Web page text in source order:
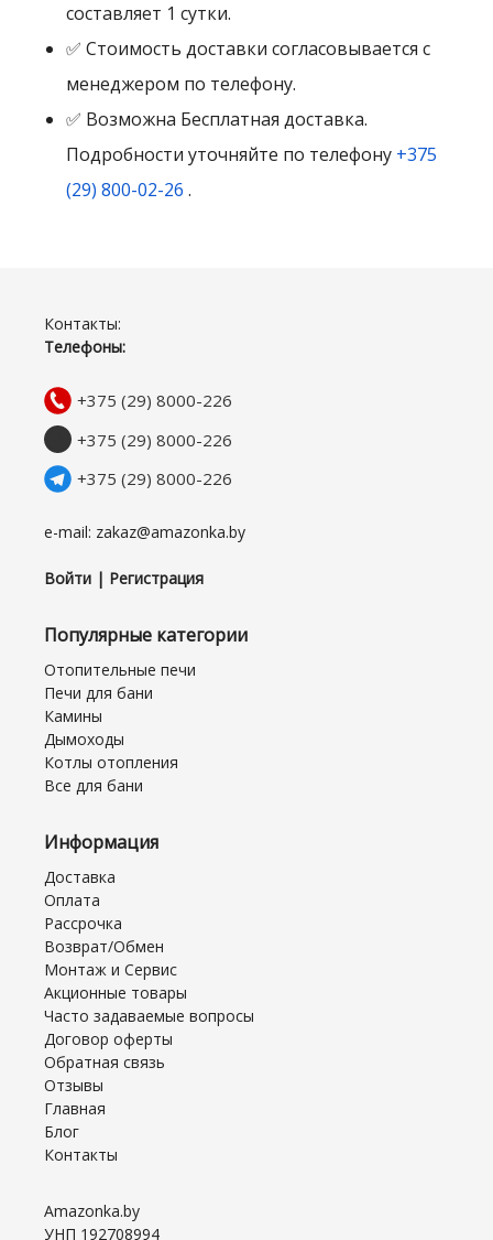
составляет 1 сутки.
✅ Стоимость доставки согласовывается с
менеджером по телефону.
✅ Возможна Бесплатная доставка.
Подробности уточняйте по телефону +375
(29) 800-02-26 .
Контакты:
Телефоны:
+375 (29) 8000-226
+375 (29) 8000-226
+375 (29) 8000-226
e-mail: zakaz@amazonka.by
Войти | Регистрация
Популярные категории
Отопительные печи
Печи для бани
Камины
Дымоходы
Котлы отопления
Все для бани
Информация
Доставка
Оплата
Рассрочка
Возврат/Обмен
Монтаж и Сервис
Акционные товары
Часто задаваемые вопросы
Договор оферты
Обратная связь
Отзывы
Главная
Блог
Контакты
Amazonka.by
УНП 192708994